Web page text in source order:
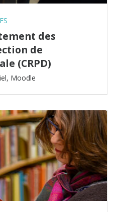
des
de
(CRPD)
Moodle